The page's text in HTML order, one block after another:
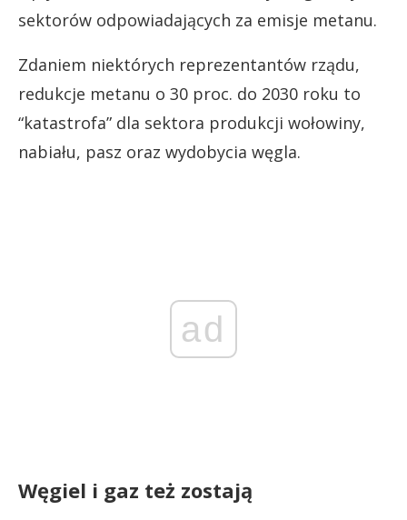
sektorów odpowiadających za emisje metanu.
Zdaniem niektórych reprezentantów rządu,
redukcje metanu o 30 proc. do 2030 roku to
“katastrofa” dla sektora produkcji wołowiny,
nabiału, pasz oraz wydobycia węgla.
ad
Węgiel i gaz też zostają